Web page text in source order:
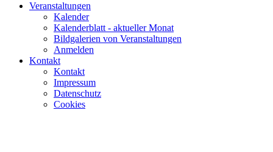
Veranstaltungen
Kalender
Kalenderblatt - aktueller Monat
Bildgalerien von Veranstaltungen
Anmelden
Kontakt
Kontakt
Impressum
Datenschutz
Cookies